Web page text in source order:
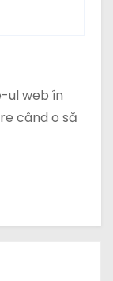
ul web în
când o să